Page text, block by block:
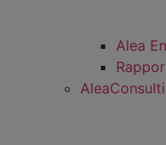
Alea